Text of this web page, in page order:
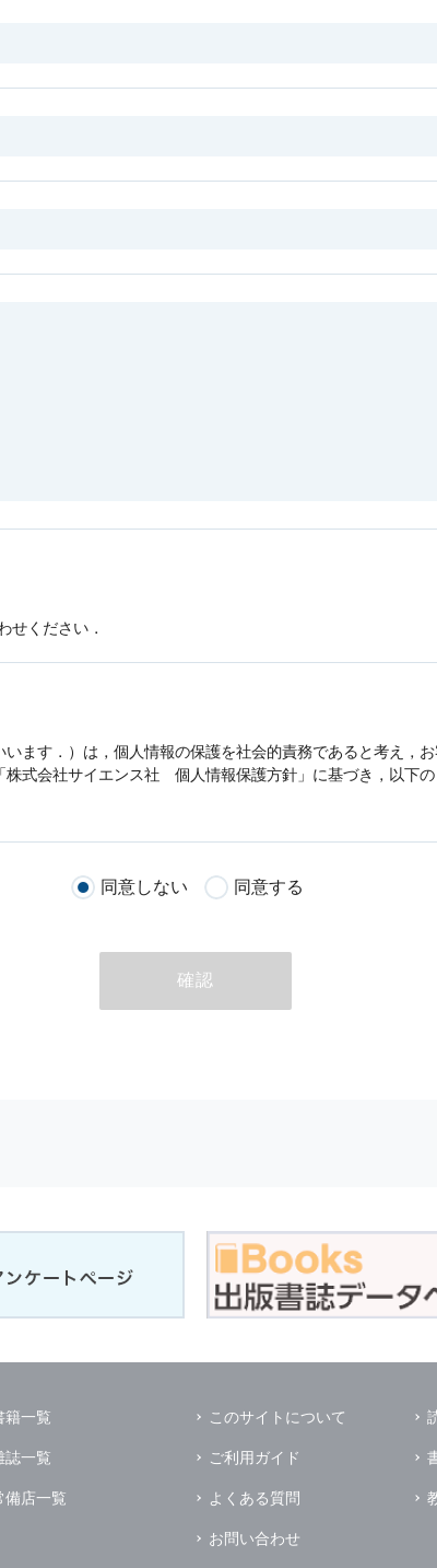
せください．
います．）は，個人情報の保護を社会的責務であると考え，
株式会社サイエンス社 個人情報保護方針」に基づき，以下
個人情報 個人情報
利用することがあります．
以外に，当社はお客様の個人情報利用することはありません．
する為，個人情報へのアクセス管理，持ち出し手段の制限，
全対策を講じるとともに，万一，漏洩等個人情報に関する事
監督を行います．
業者や個人などの第三者に提供および公開することはありま
ありません．
場合
を開示する場合．ただし，この場合に開示
同意しない 同意する
確認
籍一覧
誌一覧
備店一覧
このサイトについて
ご利用ガイド
よくある質問
お問い合わせ